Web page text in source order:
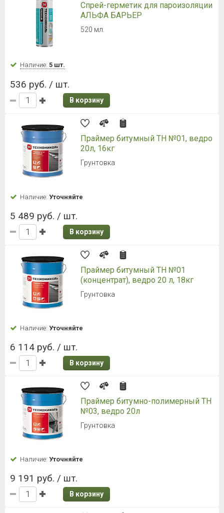
Спрей-герметик для пароизоляции
АЛЬФА БАРЬЕР
520 мл.
Наличие: 5 шт.
536 руб. / шт.
В корзину
Праймер битумный ТН №01, ведро
20л, 16кг
Грунтовка
Наличие: Уточняйте
5 489 руб. / шт.
В корзину
Праймер битумный ТН №01
(концентрат), ведро 20 л, 18кг
Грунтовка
Наличие: Уточняйте
6 114 руб. / шт.
В корзину
Праймер битумно-полимерный ТН
№03, ведро 20л
Грунтовка
Наличие: Уточняйте
9 191 руб. / шт.
В корзину